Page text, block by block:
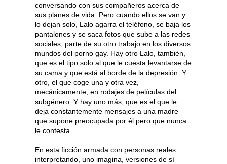
conversando con sus compañeros acerca de
sus planes de vida. Pero cuando ellos se van y
lo dejan solo, Lalo agarra el teléfono, se baja los
pantalones y se saca fotos que sube a las redes
sociales, parte de su otro trabajo en los diversos
mundos del porno gay. Hay otro Lalo, también,
que es el tipo solo al que le cuesta levantarse de
su cama y que está al borde de la depresión. Y
otro, el que coge una y otra vez,
mecánicamente, en rodajes de películas del
subgénero. Y hay uno más, que es el que le
deja constantemente mensajes a una madre
que supone preocupada por él pero que nunca
le contesta.
En esta ficción armada con personas reales
interpretando, uno imagina, versiones de sí